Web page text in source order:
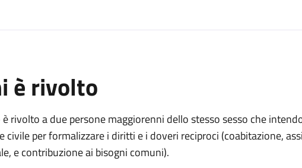
è rivolto
è rivolto a due persone maggiorenni dello stesso sesso che
civile per formalizzare i diritti e i doveri reciproci (coabitazione,
e contribuzione ai bisogni comuni).